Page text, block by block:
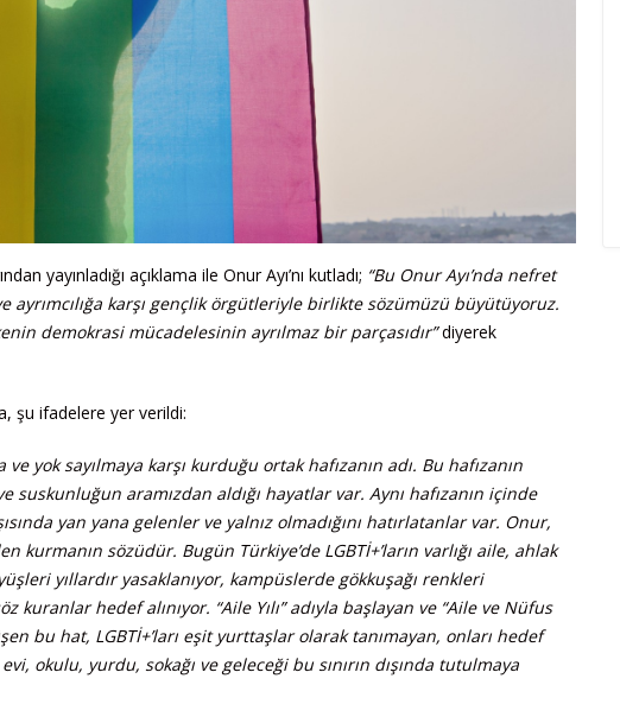
yayınladığı açıklama ile Onur Ayı’nı kutladı; “Bu Onur Ayı’nda nefret
karşı gençlik örgütleriyle birlikte sözümüzü büyütüyoruz.
demokrasi mücadelesinin ayrılmaz bir parçasıdır”diyerek
şu ifadelere yer verildi:
ve yok sayılmaya karşı kurduğu ortak hafızanın adı. Bu hafızanın
suskunluğun aramızdan aldığı hayatlar var. Aynı hafızanın içinde
yan yana gelenler ve yalnız olmadığını hatırlatanlar var. Onur,
sözüdür. Bugün Türkiye’de LGBTİ+’ların varlığı aile, ahlak
yıllardır yasaklanıyor, kampüslerde gökkuşağı renkleri
hedef alınıyor. “Aile Yılı” adıyla başlayan ve “Aile ve Nüfus
bu hat, LGBTİ+’ları eşit yurttaşlar olarak tanımayan, onları hedef
okulu, yurdu, sokağı ve geleceği bu sınırın dışında tutulmaya